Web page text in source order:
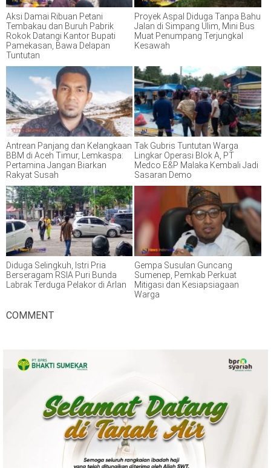
Aksi Damai Ribuan Petani
Tembakau dan Buruh Pabrik
Rokok Datangi Kantor Bupati
Pamekasan, Bawa Delapan
Tuntutan
Proyek Aspal Diduga Tanpa Bahu
Jalan di Simpang Ulim, Mini Bus
Muat Penumpang Terjungkal
Kesawah
Antrean Panjang dan Kelangkaan
BBM di Aceh Timur, Lemkaspa:
Pertamina Jangan Biarkan
Rakyat Susah
Tak Gubris Tuntutan Warga
Lingkar Operasi Blok A, PT
Medco E&P Malaka Kembali Jadi
Sasaran Demo
Diduga Selingkuh, Istri Pria
Berseragam RSIA Puri Bunda
Labrak Terduga Pelakor di Arlan
Gempa Susulan Guncang
Sumenep, Pemkab Perkuat
Mitigasi dan Kesiapsiagaan
Warga
COMMENT